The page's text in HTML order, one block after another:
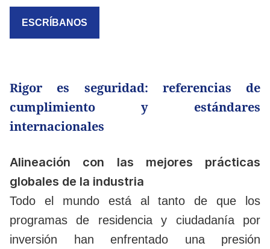
ESCRÍBANOS
Rigor es seguridad: referencias de
cumplimiento y estándares
internacionales
Alineación con las mejores prácticas
globales de la industria
Todo el mundo está al tanto de que los
programas de residencia y ciudadanía por
inversión han enfrentado una presión